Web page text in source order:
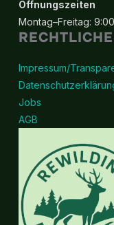
Öffnungszeiten
Montag–Freitag:
Impressum/
Jobs
AGB